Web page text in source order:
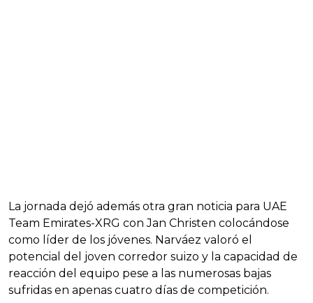
La jornada dejó además otra gran noticia para UAE
Team Emirates-XRG con Jan Christen colocándose
como líder de los jóvenes. Narváez valoró el
potencial del joven corredor suizo y la capacidad de
reacción del equipo pese a las numerosas bajas
sufridas en apenas cuatro días de competición.